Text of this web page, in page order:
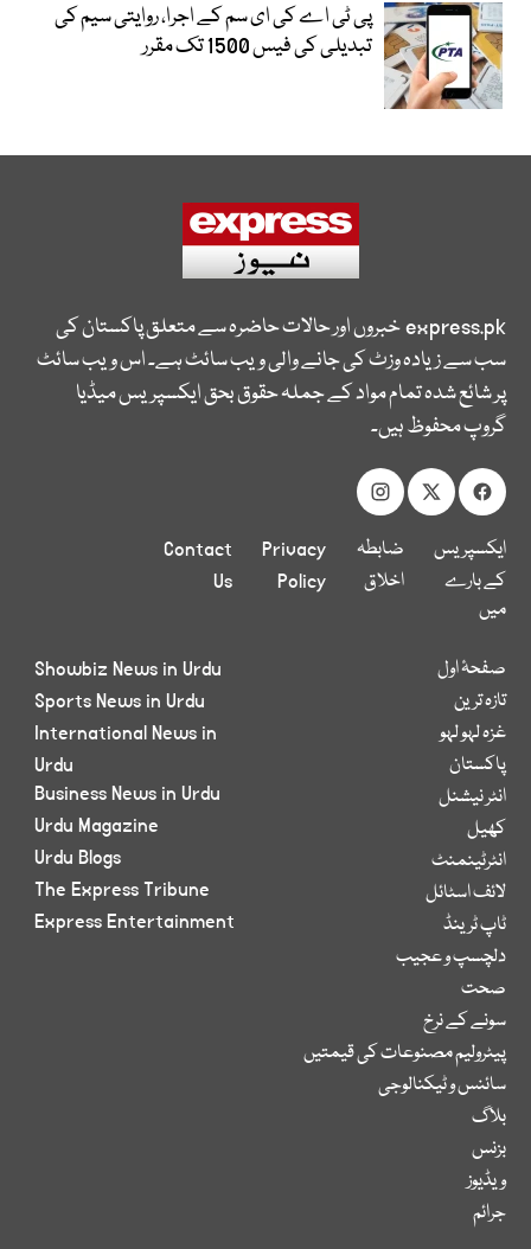
پی ٹی اے کی ای سم کے اجرا، روایتی سیم کی
تبدیلی کی فیس 1500 تک مقرر
express.pkخبروں اور حالات حاضرہ سے متعلق پاکستان کی
سب سے زیادہ وزٹ کی جانے والی ویب سائٹ ہے۔ اس ویب سائٹ
پر شائع شدہ تمام مواد کے جملہ حقوق بحق ایکسپریس میڈیا
گروپ محفوظ ہیں۔
ایکسپریس
کے بارے
میں
ضابطہ
اخلاق
Privacy
Policy
Contact
Us
صفحۂ اول
تازہ ترین
غزہ لہو لہو
پاکستان
انٹر نیشنل
کھیل
انٹرٹینمنٹ
لائف اسٹائل
ٹاپ ٹرینڈ
دلچسپ و عجیب
صحت
سونے کے نرخ
پیٹرولیم مصنوعات کی قیمتیں
سائنس و ٹیکنالوجی
بلاگ
بزنس
ویڈیوز
جرائم
Showbiz News in Urdu
Sports News in Urdu
International News in
Urdu
Business News in Urdu
Urdu Magazine
Urdu Blogs
The Express Tribune
Express Entertainment